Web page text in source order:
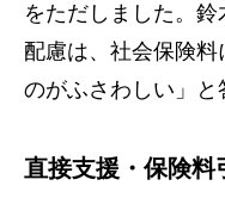
をただしました。
配慮は、社会保険
のがふさわしい」と
直接支援・保険料